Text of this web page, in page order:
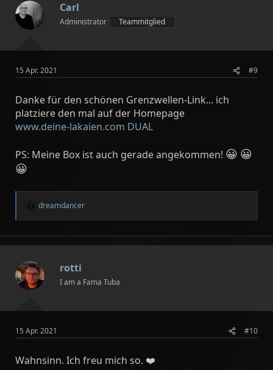
o
n
e
Carl
Administrator Teammitglied
15 Apr. 2021 #9
Danke für den schönen Grenzwellen-Link... ich
platziere den mal auf der Homepage
www.deine-lakaien.com DUAL
PS: Meine Box ist auch gerade angekommen! 😀 😀
😀
R
e
k
t
o
n
e
dreamdancer
rotti
I am a Fama Tuba
15 Apr. 2021 #10
Wahnsinn. Ich freu mich so. ❤️